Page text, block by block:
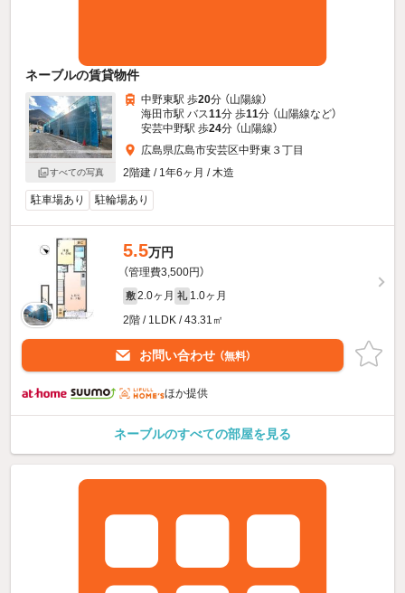
ネーブルの賃貸物件
すべての写真
中野東駅 歩20分 （山陽線）
海田市駅 バス11分 歩11分 （山陽線など）
安芸中野駅 歩24分 （山陽線）
広島県広島市安芸区中野東３丁目
2階建 / 1年6ヶ月 / 木造
駐車場あり 駐輪場あり
5.5万円
（管理費3,500円）
敷 2.0ヶ月 礼 1.0ヶ月
2階 / 1LDK / 43.31㎡
お問い合わせ （無料）
ほか提供
ネーブルのすべての部屋を見る